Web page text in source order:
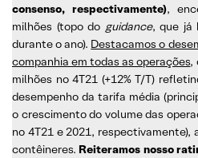
consenso, respectivamente),
milhões (topo do guidance, que já
durante o ano). Destacamos o
companhia em todas as operações,
milhões no 4T21 (+12% T/T)
desempenho da tarifa média
o crescimento do volume das
no 4T21 e 2021, respectivamente),
contêineres. Reiteramos nosso